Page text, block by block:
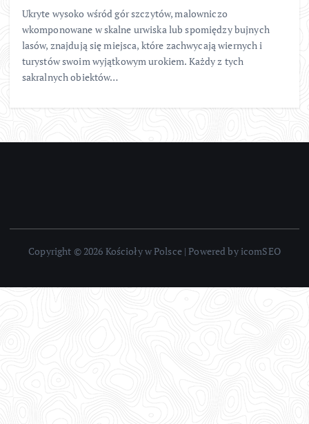
Ukryte wysoko wśród gór szczytów, malowniczo
wkomponowane w skalne urwiska lub spomiędzy bujnych
lasów, znajdują się miejsca, które zachwycają wiernych i
turystów swoim wyjątkowym urokiem. Każdy z tych
sakralnych obiektów…
Copyright © 2026 Kościoły w Polsce | Powered by icomSEO